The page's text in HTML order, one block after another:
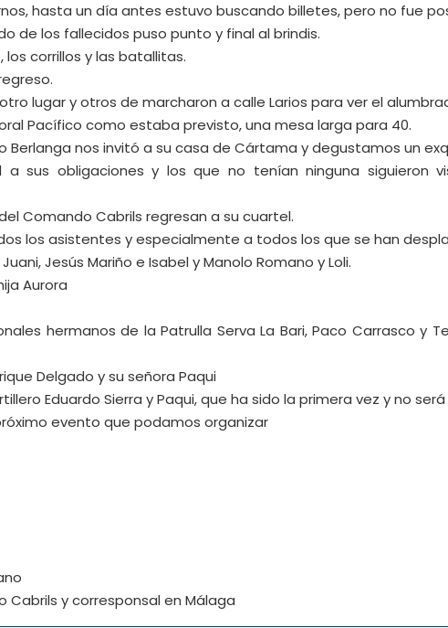
hasta un día antes estuvo buscando billetes, pero no fue
de los fallecidos puso punto y final al brindis.
corrillos y las batallitas.
lugar y otros de marcharon a calle Larios para ver el
Pacífico como estaba previsto, una mesa larga para 40.
Berlanga nos invitó a su casa de Cártama y degustamos un
a sus obligaciones y los que no tenían ninguna siguieron
Comando Cabrils regresan a su cuartel.
los asistentes y especialmente a todos los que se han
Jesús Mariño e Isabel y Manolo Romano y Loli.
Aurora
hermanos de la Patrulla Serva La Bari, Paco Carrasco y
Delgado y su señora Paqui
Eduardo Sierra y Paqui, que ha sido la primera vez y no
evento que podamos organizar
Cabrils y corresponsal en Málaga